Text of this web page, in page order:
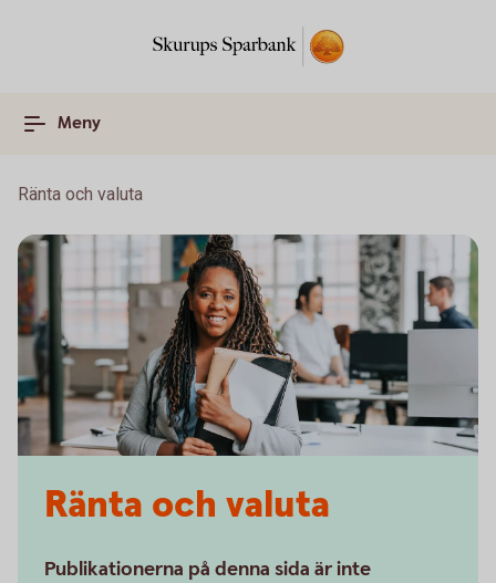
Meny
Ränta och valuta
Ränta och valuta
Publikationerna på denna sida är inte